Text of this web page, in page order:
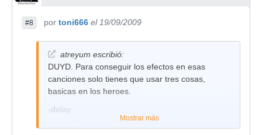
#8 por toni666 el 19/09/2009
atreyum escribió:
DUYD. Para conseguir los efectos en esas
canciones solo tienes que usar tres cosas,
basicas en los heroes.
-delay
-chorus
Mostrar más